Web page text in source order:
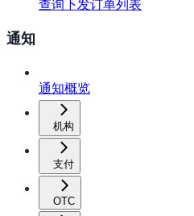
查询下发订单列表
通知
通知概览
机构
支付
OTC